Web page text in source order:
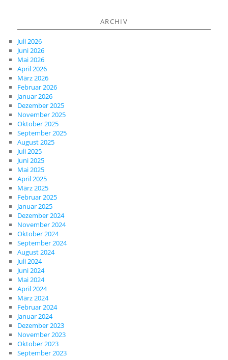
ARCHIV
Juli 2026
Juni 2026
Mai 2026
April 2026
März 2026
Februar 2026
Januar 2026
Dezember 2025
November 2025
Oktober 2025
September 2025
August 2025
Juli 2025
Juni 2025
Mai 2025
April 2025
März 2025
Februar 2025
Januar 2025
Dezember 2024
November 2024
Oktober 2024
September 2024
August 2024
Juli 2024
Juni 2024
Mai 2024
April 2024
März 2024
Februar 2024
Januar 2024
Dezember 2023
November 2023
Oktober 2023
September 2023